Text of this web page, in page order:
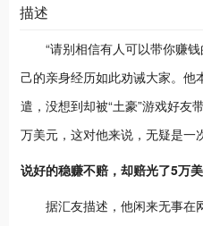
描述
“请别相信有人可以带你赚钱
己的亲身经历如此劝诫大家。他
遣，没想到却被“土豪”游戏好友
万美元，这对他来说，无疑是一
说好的稳赚不赔，却赔光了5万
据汇友描述，他闲来无事在